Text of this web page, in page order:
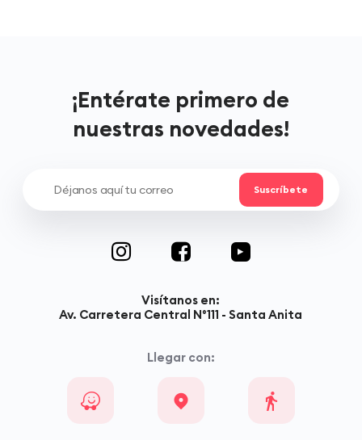
¡Entérate primero de
nuestras novedades!
Visítanos en:
Av. Carretera Central N°111 - Santa Anita
Llegar con: